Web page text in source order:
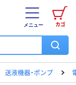
カゴ
メニュー
送液機器・ポンプ